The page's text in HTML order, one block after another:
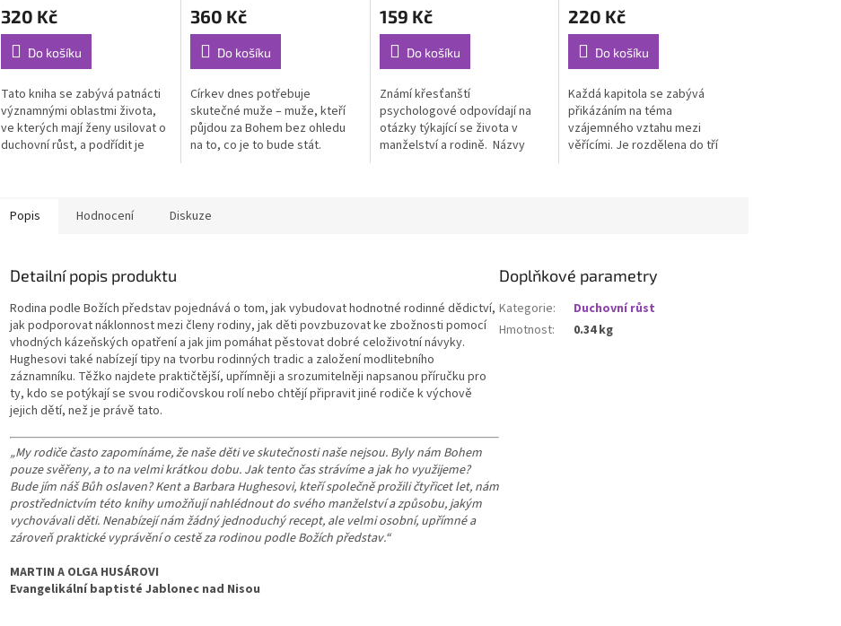
320 Kč
Do košíku
Tato kniha se zabývá patnácti
významnými oblastmi života,
ve kterých mají ženy usilovat o
duchovní růst, a podřídit je
360 Kč
Do košíku
Církev dnes potřebuje
skutečné muže – muže, kteří
půjdou za Bohem bez ohledu
na to, co je to bude stát.
159 Kč
Do košíku
Známí křesťanští
psychologové odpovídají na
otázky týkající se života v
manželství a rodině. Názvy
220 Kč
Do košíku
Každá kapitola se zabývá
přikázáním na téma
vzájemného vztahu mezi
věřícími. Je rozdělena do tří
Popis Hodnocení Diskuze
Detailní popis produktu
Rodina podle Božích představ pojednává o tom, jak vybudovat hodnotné rodinné dědictví,
jak podporovat náklonnost mezi členy rodiny, jak děti povzbuzovat ke zbožnosti pomocí
vhodných kázeňských opatření a jak jim pomáhat pěstovat dobré celoživotní návyky.
Hughesovi také nabízejí tipy na tvorbu rodinných tradic a založení modlitebního
záznamníku. Těžko najdete praktičtější, upřímněji a srozumitelněji napsanou příručku pro
ty, kdo se potýkají se svou rodičovskou rolí nebo chtějí připravit jiné rodiče k výchově
jejich dětí, než je právě tato.
„My rodiče často zapomínáme, že naše děti ve skutečnosti naše nejsou. Byly nám Bohem
pouze svěřeny, a to na velmi krátkou dobu. Jak tento čas strávíme a jak ho využijeme?
Bude jím náš Bůh oslaven? Kent a Barbara Hughesovi, kteří společně prožili čtyřicet let, nám
prostřednictvím této knihy umožňují nahlédnout do svého manželství a způsobu, jakým
vychovávali děti. Nenabízejí nám žádný jednoduchý recept, ale velmi osobní, upřímné a
zároveň praktické vyprávění o cestě za rodinou podle Božích představ.“
MARTIN A OLGA HUSÁROVI
Evangelikální baptisté Jablonec nad Nisou
Doplňkové parametry
Kategorie:
Duchovní růst
Hmotnost: 0.34 kg